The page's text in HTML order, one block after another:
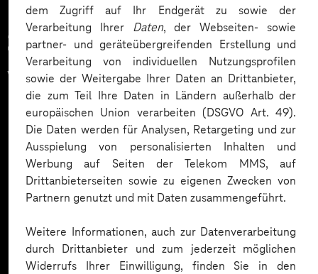
dem Zugriff auf Ihr Endgerät zu sowie der
Verarbeitung Ihrer Daten, der Webseiten- sowie
partner- und geräteübergreifenden Erstellung und
Verarbeitung von individuellen Nutzungsprofilen
sowie der Weitergabe Ihrer Daten an Drittanbieter,
die zum Teil Ihre Daten in Ländern außerhalb der
europäischen Union verarbeiten (DSGVO Art. 49).
Die Daten werden für Analysen, Retargeting und zur
Ausspielung von personalisierten Inhalten und
Werbung auf Seiten der Telekom MMS, auf
Drittanbieterseiten sowie zu eigenen Zwecken von
Partnern genutzt und mit Daten zusammengeführt.
Weitere Informationen, auch zur Datenverarbeitung
durch Drittanbieter und zum jederzeit möglichen
Widerrufs Ihrer Einwilligung, finden Sie in den
Zahlreiche Unternehmen
vertrauen auf unsere
Expertise. Hier eine Auswahl: